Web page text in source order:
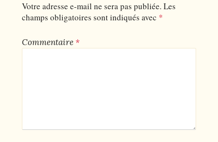
Votre adresse e-mail ne sera pas publiée. Les
champs obligatoires sont indiqués avec *
Commentaire *